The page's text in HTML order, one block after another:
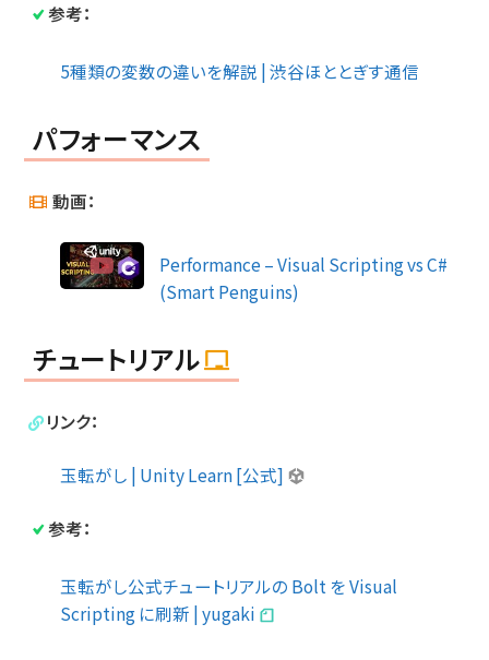
参考：
5種類の変数の違いを解説 | 渋谷ほととぎす通信
パフォーマンス
動画：
Performance – Visual Scripting vs C#
(Smart Penguins)
チュートリアル
リンク：
玉転がし | Unity Learn [公式]
参考：
玉転がし公式チュートリアルの Bolt を Visual
Scripting に刷新 | yugaki